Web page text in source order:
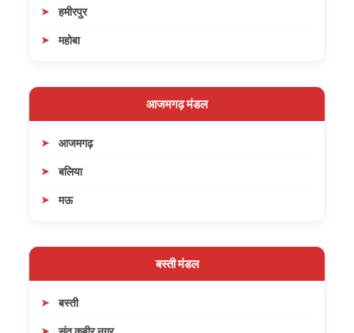
हमीरपुर
महोबा
आजमगढ़ मंडल
आजमगढ़
बलिया
मऊ
बस्ती मंडल
बस्ती